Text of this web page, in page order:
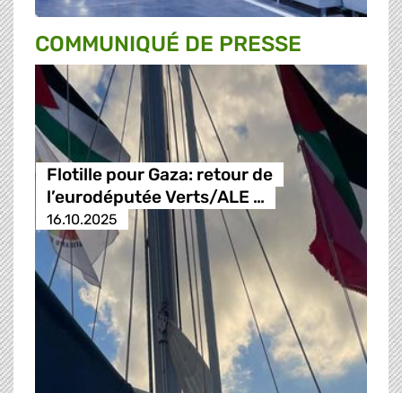
COMMUNIQUÉ DE PRESSE
Flotille pour Gaza: retour de
l’eurodéputée Verts/ALE …
16.10.2025